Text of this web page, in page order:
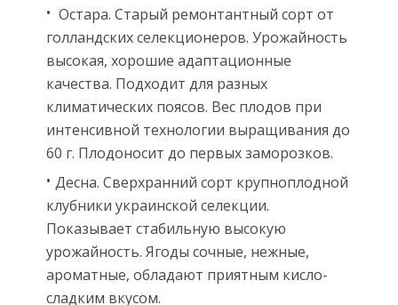
Остара. Старый ремонтантный сорт от
голландских селекционеров. Урожайность
высокая, хорошие адаптационные
качества. Подходит для разных
климатических поясов. Вес плодов при
интенсивной технологии выращивания до
60 г. Плодоносит до первых заморозков.
Десна. Сверхранний сорт крупноплодной
клубники украинской селекции.
Показывает стабильную высокую
урожайность. Ягоды сочные, нежные,
ароматные, обладают приятным кисло-
сладким вкусом.